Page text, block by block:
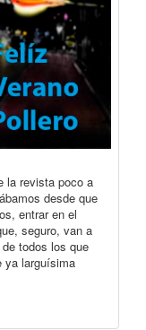
la revista poco a
desde que
entrar en el
seguro, van a
todos los que
ya larguísima